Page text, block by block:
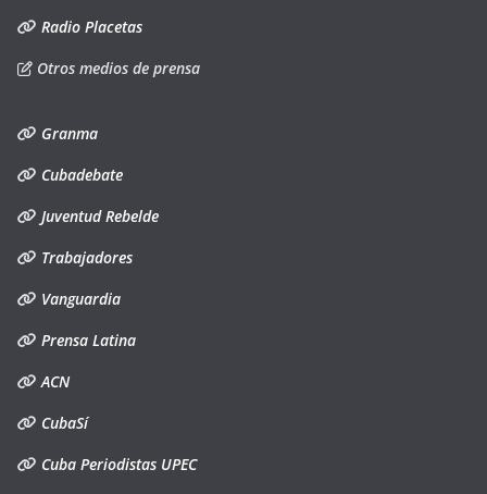
Radio Placetas
Otros medios de prensa
Granma
Cubadebate
Juventud Rebelde
Trabajadores
Vanguardia
Prensa Latina
ACN
CubaSí
Cuba Periodistas UPEC